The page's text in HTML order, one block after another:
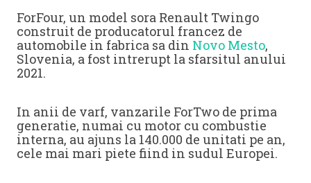
ForFour, un model sora Renault Twingo
construit de producatorul francez de
automobile in fabrica sa din Novo Mesto,
Slovenia, a fost intrerupt la sfarsitul anului
2021.
In anii de varf, vanzarile ForTwo de prima
generatie, numai cu motor cu combustie
interna, au ajuns la 140.000 de unitati pe an,
cele mai mari piete fiind in sudul Europei.